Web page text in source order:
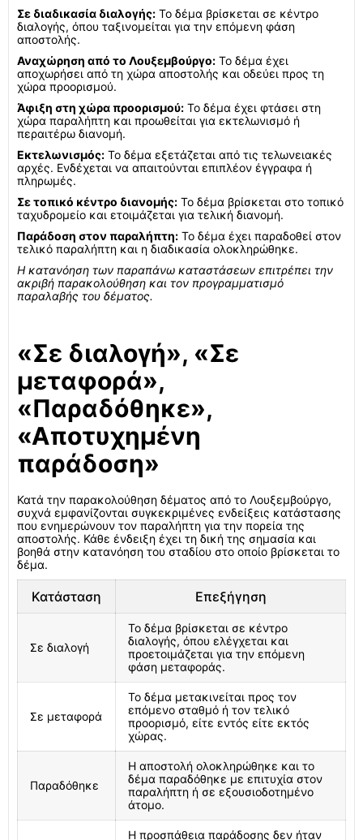
Σε διαδικασία διαλογής: Το δέμα βρίσκεται σε κέντρο
διαλογής, όπου ταξινομείται για την επόμενη φάση
αποστολής.
Αναχώρηση από το Λουξεμβούργο: Το δέμα έχει
αποχωρήσει από τη χώρα αποστολής και οδεύει προς τη
χώρα προορισμού.
Άφιξη στη χώρα προορισμού: Το δέμα έχει φτάσει στη
χώρα παραλήπτη και προωθείται για εκτελωνισμό ή
περαιτέρω διανομή.
Εκτελωνισμός: Το δέμα εξετάζεται από τις τελωνειακές
αρχές. Ενδέχεται να απαιτούνται επιπλέον έγγραφα ή
πληρωμές.
Σε τοπικό κέντρο διανομής: Το δέμα βρίσκεται στο τοπικό
ταχυδρομείο και ετοιμάζεται για τελική διανομή.
Παράδοση στον παραλήπτη: Το δέμα έχει παραδοθεί στον
τελικό παραλήπτη και η διαδικασία ολοκληρώθηκε.
Η κατανόηση των παραπάνω καταστάσεων επιτρέπει την
ακριβή παρακολούθηση και τον προγραμματισμό
παραλαβής του δέματος.
«Σε διαλογή», «Σε
μεταφορά»,
«Παραδόθηκε»,
«Αποτυχημένη
παράδοση»
Κατά την παρακολούθηση δέματος από το Λουξεμβούργο,
συχνά εμφανίζονται συγκεκριμένες ενδείξεις κατάστασης
που ενημερώνουν τον παραλήπτη για την πορεία της
αποστολής. Κάθε ένδειξη έχει τη δική της σημασία και
βοηθά στην κατανόηση του σταδίου στο οποίο βρίσκεται το
δέμα.
Κατάσταση Επεξήγηση
Σε διαλογή
Το δέμα βρίσκεται σε κέντρο
διαλογής, όπου ελέγχεται και
προετοιμάζεται για την επόμενη
φάση μεταφοράς.
Σε μεταφορά
Το δέμα μετακινείται προς τον
επόμενο σταθμό ή τον τελικό
προορισμό, είτε εντός είτε εκτός
χώρας.
Παραδόθηκε
Η αποστολή ολοκληρώθηκε και το
δέμα παραδόθηκε με επιτυχία στον
παραλήπτη ή σε εξουσιοδοτημένο
άτομο.
Η προσπάθεια παράδοσης δεν ήταν